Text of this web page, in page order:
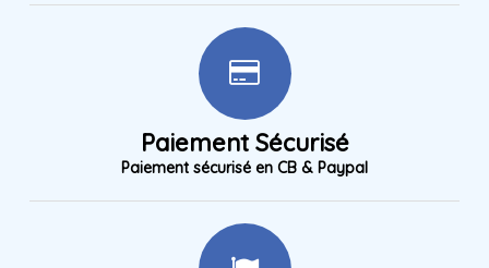
Paiement Sécurisé
Paiement sécurisé en CB & Paypal